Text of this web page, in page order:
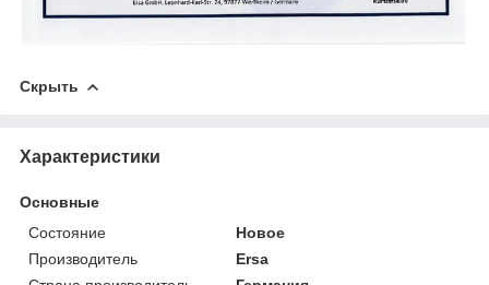
Скрыть
Характеристики
Основные
Состояние
Новое
Производитель
Ersa